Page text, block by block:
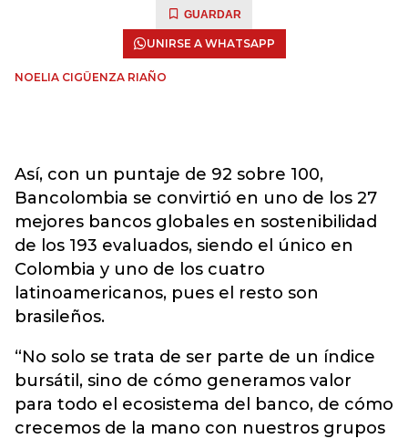
GUARDAR
UNIRSE A WHATSAPP
NOELIA CIGÜENZA RIAÑO
Así, con un puntaje de 92 sobre 100,
Bancolombia se convirtió en uno de los 27
mejores bancos globales en sostenibilidad
de los 193 evaluados, siendo el único en
Colombia y uno de los cuatro
latinoamericanos, pues el resto son
brasileños.
“No solo se trata de ser parte de un índice
bursátil, sino de cómo generamos valor
para todo el ecosistema del banco, de cómo
crecemos de la mano con nuestros grupos